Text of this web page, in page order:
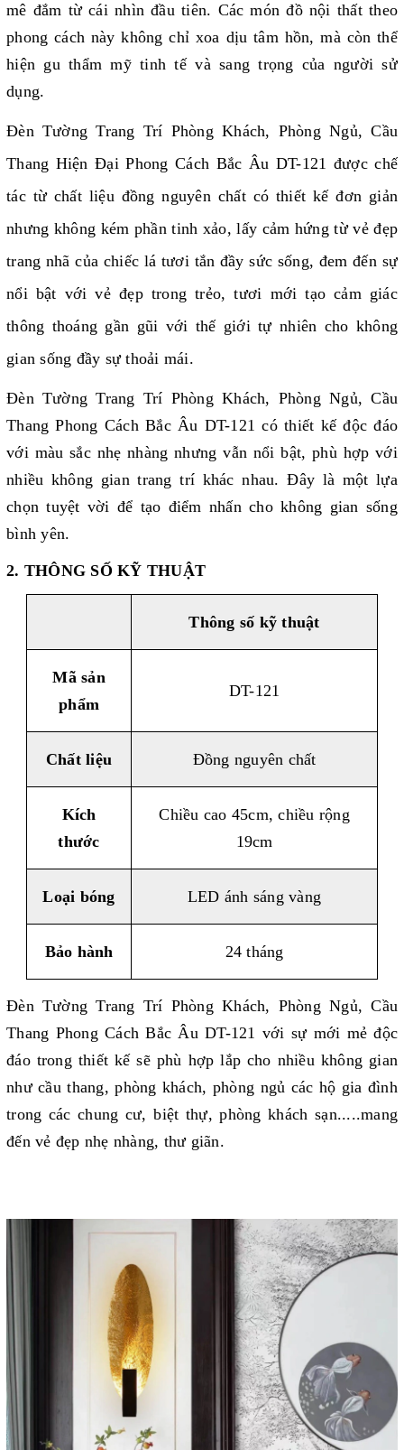
mê đắm từ cái nhìn đầu tiên. Các món đồ nội thất theo
phong cách này không chỉ xoa dịu tâm hồn, mà còn thể
hiện gu thẩm mỹ tinh tế và sang trọng của người sử
dụng.
Đèn Tường Trang Trí Phòng Khách, Phòng Ngủ, Cầu
Thang Hiện Đại Phong Cách Bắc Âu DT-121 được chế
tác từ chất liệu đồng nguyên chất có thiết kế đơn giản
nhưng không kém phần tinh xảo, lấy cảm hứng từ vẻ đẹp
trang nhã của chiếc lá tươi tắn đầy sức sống, đem đến sự
nổi bật với vẻ đẹp trong trẻo, tươi mới tạo cảm giác
thông thoáng gần gũi với thế giới tự nhiên cho không
gian sống đầy sự thoải mái.
Đèn Tường Trang Trí Phòng Khách, Phòng Ngủ, Cầu
Thang Phong Cách Bắc Âu DT-121 có thiết kế độc đáo
với màu sắc nhẹ nhàng nhưng vẫn nổi bật, phù hợp với
nhiều không gian trang trí khác nhau. Đây là một lựa
chọn tuyệt vời để tạo điểm nhấn cho không gian sống
bình yên.
2. THÔNG SỐ KỸ THUẬT
Thông số kỹ thuật
Mã sản
phẩm
DT-121
Chất liệu Đồng nguyên chất
Kích
thước
Chiều cao 45cm, chiều rộng
19cm
Loại bóng LED ánh sáng vàng
Bảo hành 24 tháng
Đèn Tường Trang Trí Phòng Khách, Phòng Ngủ, Cầu
Thang Phong Cách Bắc Âu DT-121 với sự mới mẻ độc
đáo trong thiết kế sẽ phù hợp lắp cho nhiều không gian
như cầu thang, phòng khách, phòng ngủ các hộ gia đình
trong các chung cư, biệt thự, phòng khách sạn.....mang
đến vẻ đẹp nhẹ nhàng, thư giãn.